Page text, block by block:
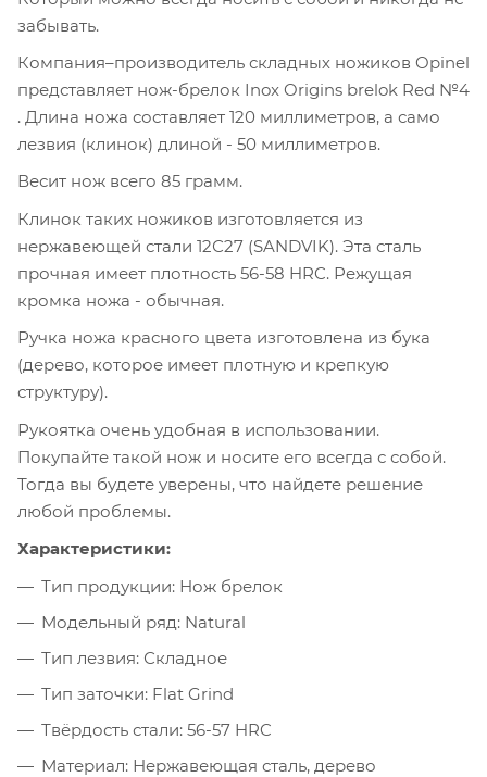
забывать.
Компания–производитель складных ножиков Opinel
представляет нож-брелок Inox Origins brelok Red №4
. Длина ножа составляет 120 миллиметров, а само
лезвия (клинок) длиной - 50 миллиметров.
Весит нож всего 85 грамм.
Клинок таких ножиков изготовляется из
нержавеющей стали 12С27 (SANDVIK). Эта сталь
прочная имеет плотность 56-58 HRC. Режущая
кромка ножа - обычная.
Ручка ножа красного цвета изготовлена из бука
(дерево, которое имеет плотную и крепкую
структуру).
Рукоятка очень удобная в использовании.
Покупайте такой нож и носите его всегда с собой.
Тогда вы будете уверены, что найдете решение
любой проблемы.
Характеристики:
Тип продукции: Нож брелок
Модельный ряд: Natural
Тип лезвия: Складное
Тип заточки: Flat Grind
Твёрдость стали: 56-57 HRC
Материал: Нержавеющая сталь, дерево